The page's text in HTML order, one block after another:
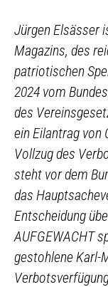
Jürgen Elsässer
Magazins, des
patriotischen
2024 vom
des
ein Eilantrag von
Vollzug des
steht vor dem
das
Entscheidung
AUFGEWACHT
gestohlene Karl-